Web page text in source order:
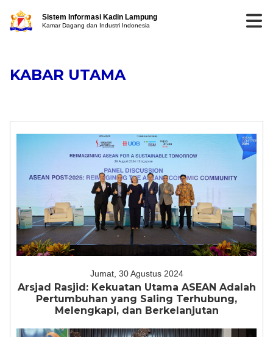
Sistem Informasi Kadin Lampung
Kamar Dagang dan Industri Indonesia
KABAR UTAMA
Jumat, 30 Agustus 2024
Arsjad Rasjid: Kekuatan Utama ASEAN Adalah
Pertumbuhan yang Saling Terhubung,
Melengkapi, dan Berkelanjutan